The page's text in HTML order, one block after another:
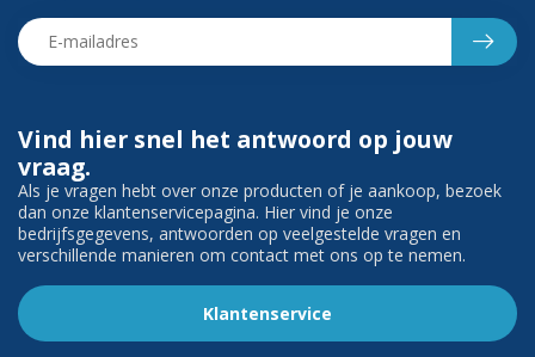
Vind hier snel het antwoord op jouw
vraag.
Als je vragen hebt over onze producten of je aankoop, bezoek
dan onze klantenservicepagina. Hier vind je onze
bedrijfsgegevens, antwoorden op veelgestelde vragen en
verschillende manieren om contact met ons op te nemen.
Klantenservice